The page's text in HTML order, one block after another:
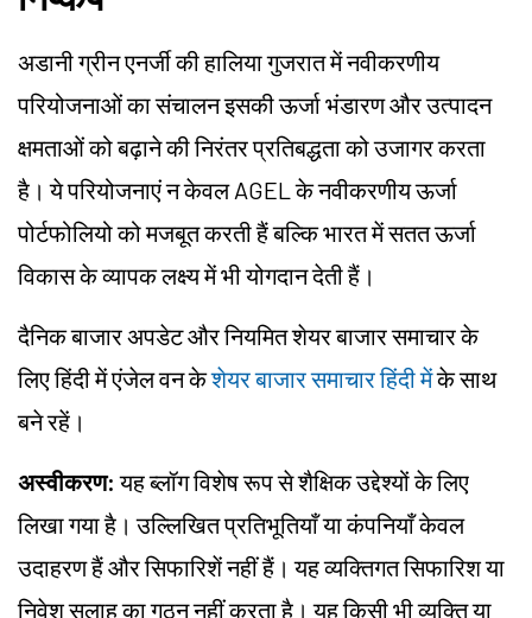
अडानी ग्रीन एनर्जी की हालिया गुजरात में नवीकरणीय
परियोजनाओं का संचालन इसकी ऊर्जा भंडारण और उत्पादन
क्षमताओं को बढ़ाने की निरंतर प्रतिबद्धता को उजागर करता
है। ये परियोजनाएं न केवल AGEL के नवीकरणीय ऊर्जा
पोर्टफोलियो को मजबूत करती हैं बल्कि भारत में सतत ऊर्जा
विकास के व्यापक लक्ष्य में भी योगदान देती हैं।
दैनिक बाजार अपडेट और नियमित शेयर बाजार समाचार के
लिए हिंदी में एंजेल वन केशेयर बाजार समाचार हिंदी मेंके साथ
बने रहें।
अस्वीकरण: यह ब्लॉग विशेष रूप से शैक्षिक उद्देश्यों के लिए
लिखा गया है। उल्लिखित प्रतिभूतियाँ या कंपनियाँ केवल
उदाहरण हैं और सिफारिशें नहीं हैं। यह व्यक्तिगत सिफारिश या
निवेश सलाह का गठन नहीं करता है। यह किसी भी व्यक्ति या